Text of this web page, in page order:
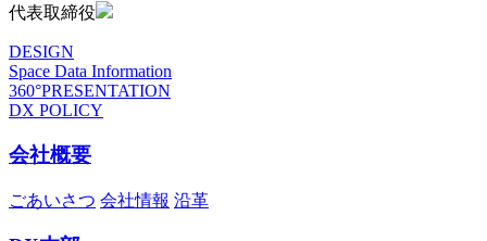
代表取締役
DESIGN
Space Data Information
360°PRESENTATION
DX POLICY
会社概要
ごあいさつ 会社情報 沿革